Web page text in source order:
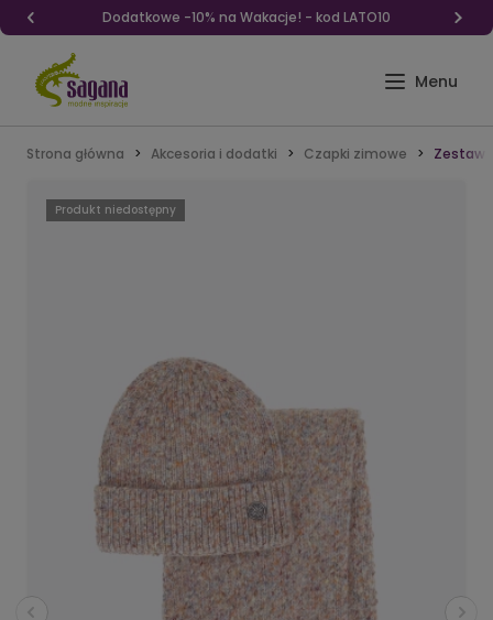
Dodatkowe -10% na Wakacje! - kod LATO10
Strona główna Akcesoria i dodatki Czapki zimowe Zestaw
Produkt niedostępny